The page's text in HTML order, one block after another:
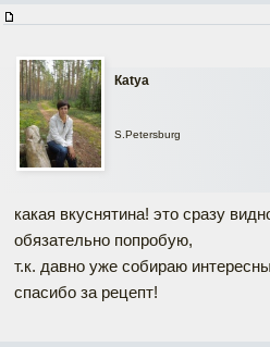
Каtya
S.Petersburg
какая вкуснятина! это сразу
обязательно попробую,
т.к. давно уже собираю
спасибо за рецепт!